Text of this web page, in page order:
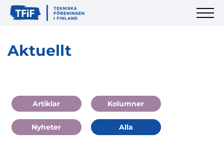
Aktuellt
Artiklar Kolumner
Nyheter Alla